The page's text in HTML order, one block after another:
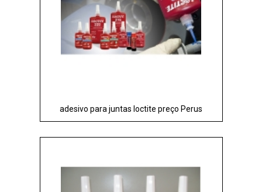
adesivo para juntas loctite preço Perus